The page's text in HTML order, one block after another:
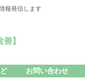
報発信します
】
お問い合わせ